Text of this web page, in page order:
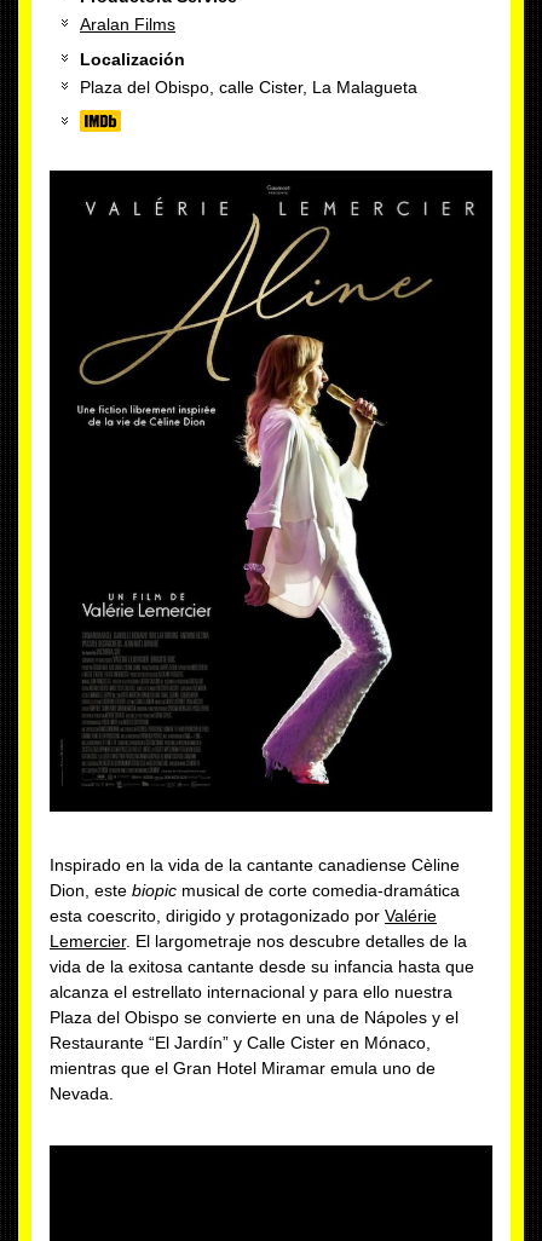
Aralan Films
Localización
Plaza del Obispo, calle Cister, La Malagueta
Inspirado en la vida de la cantante canadiense Cèline
Dion, este biopic musical de corte comedia-dramática
esta coescrito, dirigido y protagonizado por Valérie
Lemercier. El largometraje nos descubre detalles de la
vida de la exitosa cantante desde su infancia hasta que
alcanza el estrellato internacional y para ello nuestra
Plaza del Obispo se convierte en una de Nápoles y el
Restaurante “El Jardín” y Calle Cister en Mónaco,
mientras que el Gran Hotel Miramar emula uno de
Nevada.